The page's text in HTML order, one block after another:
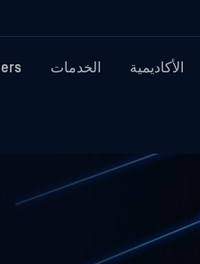
الأكاديمية الخدمات